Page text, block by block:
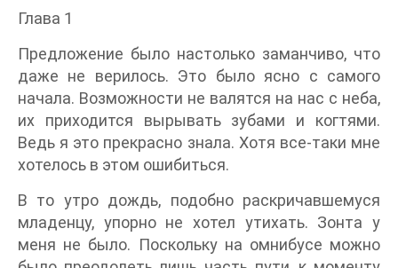
Глава 1
Предложение было настолько заманчиво, что
даже не верилось. Это было ясно с самого
начала. Возможности не валятся на нас с неба,
их приходится вырывать зубами и когтями.
Ведь я это прекрасно знала. Хотя все‑таки мне
хотелось в этом ошибиться.
В то утро дождь, подобно раскричавшемуся
младенцу, упорно не хотел утихать. Зонта у
меня не было. Поскольку на омнибусе можно